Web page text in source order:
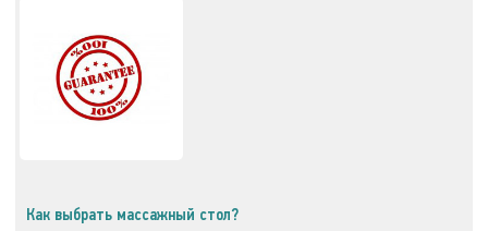
Как выбрать массажный стол?